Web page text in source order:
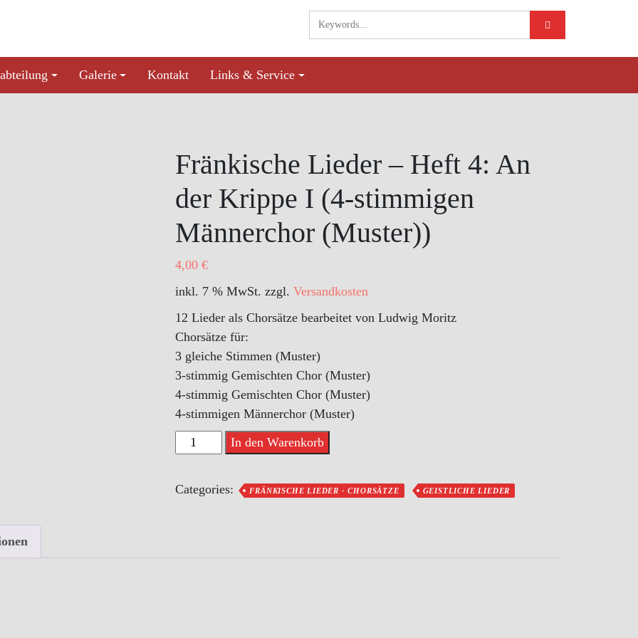
Galerie Kontakt Links & Service
Fränkische Lieder – Heft 4: An
der Krippe I (4-stimmigen
Männerchor (Muster))
4,00€
inkl. 7 % MwSt. zzgl.Versandkosten
12 Lieder als Chorsätze bearbeitet von Ludwig Moritz
Chorsätze für:
3 gleiche Stimmen (Muster)
3-stimmig Gemischten Chor (Muster)
4-stimmig Gemischten Chor (Muster)
4-stimmigen Männerchor (Muster)
Fränkische
Lieder
Heft
der
In den Warenkorb
Categories: FRÄNKISCHE LIEDER - CHORSÄTZE GEISTLICHE LIEDER